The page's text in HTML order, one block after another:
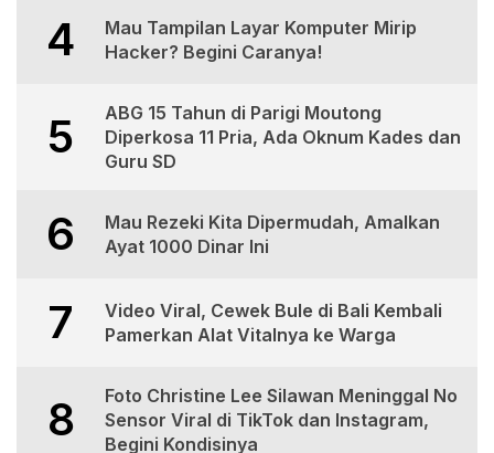
4
Mau Tampilan Layar Komputer Mirip
Hacker? Begini Caranya!
5
ABG 15 Tahun di Parigi Moutong
Diperkosa 11 Pria, Ada Oknum Kades dan
Guru SD
6
Mau Rezeki Kita Dipermudah, Amalkan
Ayat 1000 Dinar Ini
7
Video Viral, Cewek Bule di Bali Kembali
Pamerkan Alat Vitalnya ke Warga
8
Foto Christine Lee Silawan Meninggal No
Sensor Viral di TikTok dan Instagram,
Begini Kondisinya